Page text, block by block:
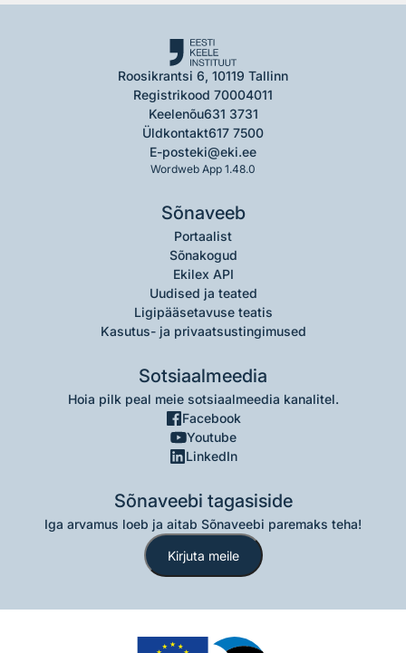
Roosikrantsi 6, 10119 Tallinn
Registrikood 70004011
Keelenõu631 3731
Üldkontakt617 7500
E-posteki@eki.ee
Wordweb App 1.48.0
Sõnaveeb
Portaalist
Sõnakogud
Ekilex API
Uudised ja teated
Ligipääsetavuse teatis
Kasutus- ja privaatsustingimused
Sotsiaalmeedia
Hoia pilk peal meie sotsiaalmeedia kanalitel.
Facebook
Youtube
LinkedIn
Sõnaveebi tagasiside
Iga arvamus loeb ja aitab Sõnaveebi paremaks teha!
Kirjuta meile